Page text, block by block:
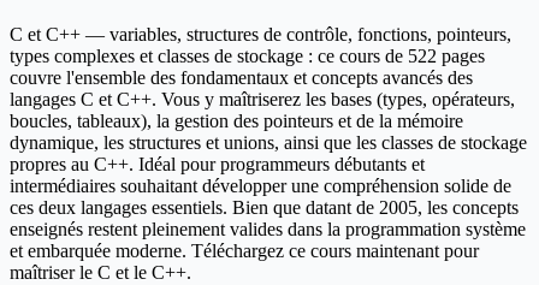
C et C++ — variables, structures de contrôle, fonctions, pointeurs,
types complexes et classes de stockage : ce cours de 522 pages
couvre l'ensemble des fondamentaux et concepts avancés des
langages C et C++. Vous y maîtriserez les bases (types, opérateurs,
boucles, tableaux), la gestion des pointeurs et de la mémoire
dynamique, les structures et unions, ainsi que les classes de stockage
propres au C++. Idéal pour programmeurs débutants et
intermédiaires souhaitant développer une compréhension solide de
ces deux langages essentiels. Bien que datant de 2005, les concepts
enseignés restent pleinement valides dans la programmation système
et embarquée moderne. Téléchargez ce cours maintenant pour
maîtriser le C et le C++.